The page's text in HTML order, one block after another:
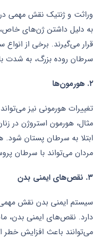
وراثت و ژنتیک نقش مهمی در
به دلیل داشتن ژن‌های
قرار می‌گیرند. برخی از
سرطان روده بزرگ، به شدت
۲. هورمون‌ها
تغییرات هورمونی نیز
مثال، هورمون استروژن در
ابتلا به سرطان پستان
مردان می‌تواند با سرطان
۳. نقص‌های ایمنی بدن
سیستم ایمنی بدن نقش
دارد. نقص‌های ایمنی بدن،
می‌توانند باعث افزایش خطر